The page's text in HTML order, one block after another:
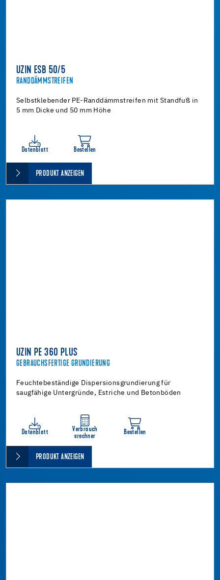
UZIN ESB 50/5
RANDDÄMMSTREIFEN
Selbstklebender PE-Randdämmstreifen mit Standfuß in
5 mm Dicke und 50 mm Höhe
Datenblatt Bestellen
PRODUKT ANZEIGEN
UZIN PE 360 PLUS
GEBRAUCHSFERTIGE GRUNDIERUNG
Feuchtebeständige Dispersionsgrundierung für
saugfähige Untergründe, Estriche und Betonböden
Datenblatt
Verbrauch
srechner
Bestellen
PRODUKT ANZEIGEN